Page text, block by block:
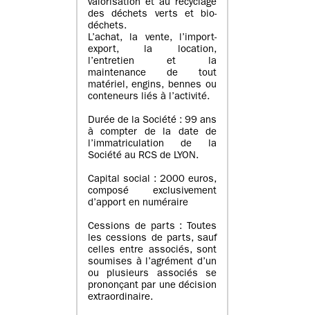
valorisation et au recyclage
des déchets verts et bio-
déchets.
L’achat, la vente, l’import-
export, la location,
l’entretien et la
maintenance de tout
matériel, engins, bennes ou
conteneurs liés à l’activité.
Durée de la Société : 99 ans
à compter de la date de
l’immatriculation de la
Société au RCS de LYON.
Capital social : 2000 euros,
composé exclusivement
d’apport en numéraire
Cessions de parts : Toutes
les cessions de parts, sauf
celles entre associés, sont
soumises à l’agrément d’un
ou plusieurs associés se
prononçant par une décision
extraordinaire.